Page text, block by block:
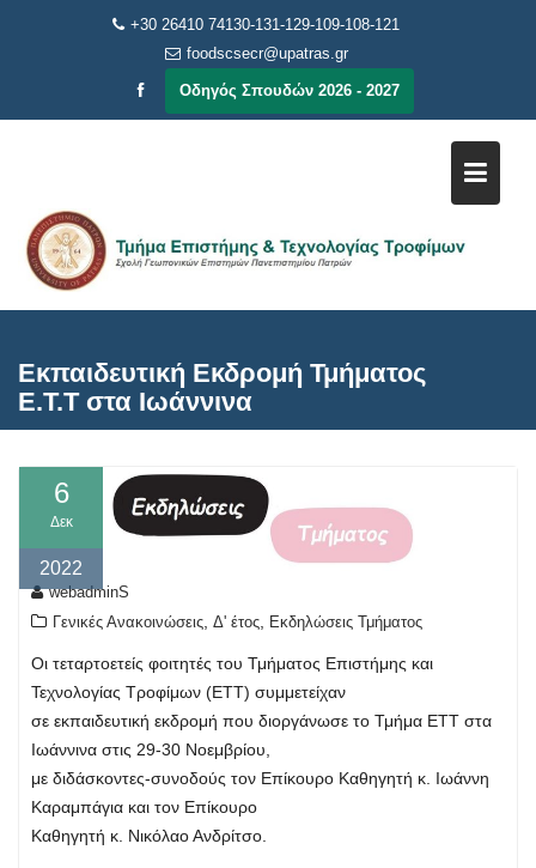
+30 26410 74130-131-129-109-108-121
foodscsecr@upatras.gr
Οδηγός Σπουδών 2026 - 2027
Εκπαιδευτική Εκδρομή Τμήματος
Ε.Τ.Τ στα Ιωάννινα
6
Δεκ
2022
webadminS
Γενικές Ανακοινώσεις Δ' έτος Εκδηλώσεις Τμήματος
Οι τεταρτοετείς φοιτητές του Τμήματος Επιστήμης και
Τεχνολογίας Τροφίμων (ΕΤΤ) συμμετείχαν
σε εκπαιδευτική εκδρομή που διοργάνωσε το Τμήμα ΕΤΤ στα
Ιωάννινα στις 29-30 Νοεμβρίου,
με διδάσκοντες-συνοδούς τον Επίκουρο Καθηγητή κ. Ιωάννη
Καραμπάγια και τον Επίκουρο
Καθηγητή κ. Νικόλαο Ανδρίτσο.